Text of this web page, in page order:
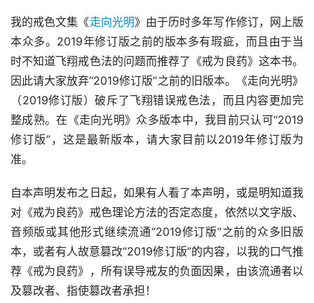
我的戒色文集《走向光明》由于历时多年写作修订，网上版
本众多。2019年修订版之前的版本多有瑕疵，而且由于当
时不知道飞翔戒色法的问题而推荐了《戒为良药》这本书。
因此请大家放弃“2019修订版”之前的旧版本。《走向光明》
（2019修订版）破斥了飞翔错误戒色法，而且内容更加完
整成熟。在《走向光明》众多版本中，我目前只认可“2019
修订版”，这是最新版本，请大家目前以2019年修订版为
准。
自本声明发布之日起，如果有人看了本声明，或是明知道我
对《戒为良药》戒色理论方法的否定态度，依然以文字版、
音频版或其他形式继续流通“2019修订版”之前的众多旧版
本，或者有人故意篡改“2019修订版”的内容，以我的口气推
荐《戒为良药》，所有误导戒友的负面因果，由该流通者以
及篡改者、指使篡改者承担！